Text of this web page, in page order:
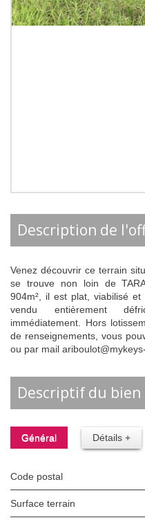
description de
Venez découvrir ce terrain
se trouve non loin de
904m², il est plat, viabilisé
vendu entièrement
immédiatement. Hors
de renseignements, vous
ou par mail
descriptif du bien
Général Détails +
Code postal
surface terrain